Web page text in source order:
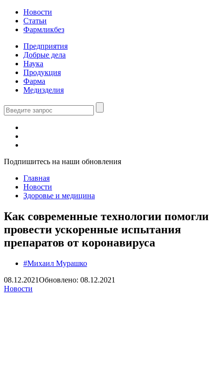
Новости
Статьи
Фармликбез
Предприятия
Добрые дела
Наука
Продукция
Фарма
Медизделия
Подпишитесь на наши обновления
Главная
Новости
Здоровье и медицина
Как современные технологии помогли
провести ускоренные испытания
препаратов от коронавируса
#Михаил Мурашко
08.12.2021Обновлено: 08.12.2021
Новости